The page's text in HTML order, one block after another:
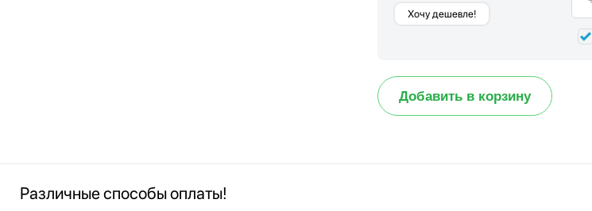
Хочу дешевле!
Добавить в корзину
Различные способы оплаты!